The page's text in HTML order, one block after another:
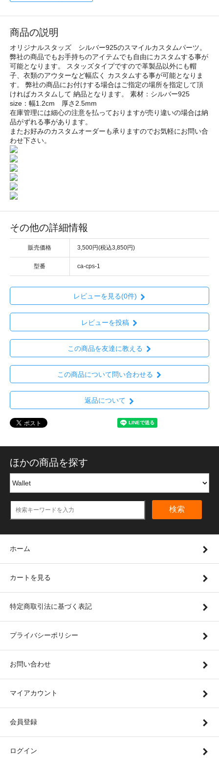
商品の説明
オリジナルスタッズ シルバー925のスマイルカスタムパーツ。
弊社の商品でもお手持ちのアイテムでも自由にカスタムする事が
可能となります。 スタッズタイプですので革製品以外にも帽
子、衣類のアウターなど幅広く カスタムする事が可能となりま
す。 弊社の商品にお付けする場合はご指定の場所を指定して頂
ければカスタムして 納品となります。 素材：シルバー925
size：幅1.2cm 厚さ2.5mm
在庫管理には細心の注意を払っておりますが売り違いの場合は納
品がずれる事があります。
またお好みのカスタムオーダーも承りますのでお気軽にお問い合
わせ下さい。
その他の詳細情報
販売価格 3,500円(税込3,850円)
型番 ca-cps-1
レビューを見る(0件)
レビューを投稿
この商品を友達に教える
この商品について問い合わせる
返品について
ほかの商品を探す
検索
ホーム
カートを見る
特定商取引法に基づく表記
プライバシーポリシー
お問い合わせ
マイアカウント
会員登録
ログイン